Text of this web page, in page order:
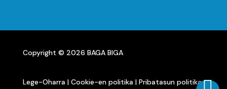
Copyright © 2026 BAGA BIGA
Lege-Oharra | Cookie-en politika | Pribatasun politika